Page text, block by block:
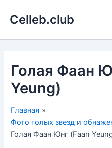
Celleb.club
Голая Фаан
Yeung)
Главная
Фото голых звезд и
Голая Фаан Юнг (Faan